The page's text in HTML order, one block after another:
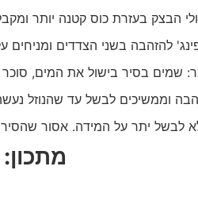
הבצק בעזרת כוס קטנה יותר
להזהבה בשני הצדדים ומניחים
שמים בסיר בישול את המים, סוכר
וממשיכים לבשל עד שהנוזל
לבשל יתר על המידה. אסור